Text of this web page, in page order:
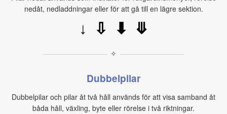
nedåt, nedladdningar eller för att gå till en lägre sektion.
↓ ⇩ ⬇ ⤋
✧
Dubbelpilar
Dubbelpilar och pilar åt två håll används för att visa samband åt
båda håll, växling, byte eller rörelse i två riktningar.